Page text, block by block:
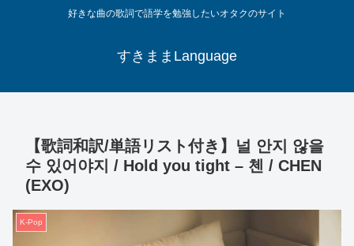
好きな曲の歌詞で語学を勉強したいオタクのサイト
すきままLanguage
【歌詞和訳/単語リスト付き】널 안지 않을
수 있어야지 / Hold you tight – 첸 / CHEN
(EXO)
K-Pop